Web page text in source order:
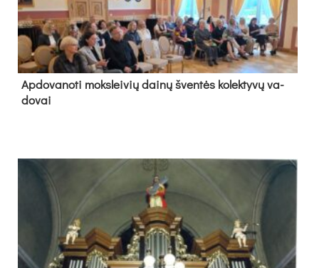
Ap­do­va­no­ti moks­lei­vių dai­nų šven­tės ko­lek­ty­vų va­
do­vai